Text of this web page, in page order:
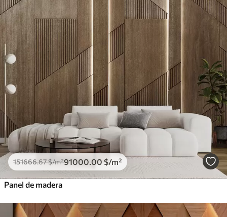
151666.67$/m²91000 .00 $/m²
Panel de madera